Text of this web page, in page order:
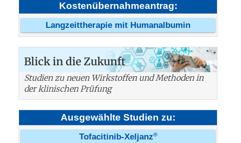
Kostenübernahmeantrag:
Langzeittherapie mit Humanalbumin
Blick in die Zukunft
Studien zu neuen Wirkstoffen und Methoden in
der klinischen Prüfung
Ausgewählte Studien zu:
Tofacitinib-Xeljanz®